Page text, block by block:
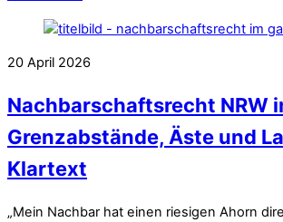
20 April 2026
Nachbarschaftsrecht NRW
Grenzabstände, Äste und
Klartext
„Mein Nachbar hat einen riesigen Ahorn